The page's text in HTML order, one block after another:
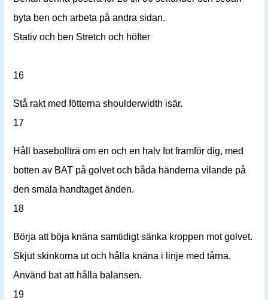
byta ben och arbeta på andra sidan.
Stativ och ben Stretch och höfter
16
Stå rakt med fötterna shoulderwidth isär.
17
Håll basebollträ om en och en halv fot framför dig, med
botten av BAT på golvet och båda händerna vilande på
den smala handtaget änden.
18
Börja att böja knäna samtidigt sänka kroppen mot golvet.
Skjut skinkorna ut och hålla knäna i linje med tårna.
Använd bat att hålla balansen.
19